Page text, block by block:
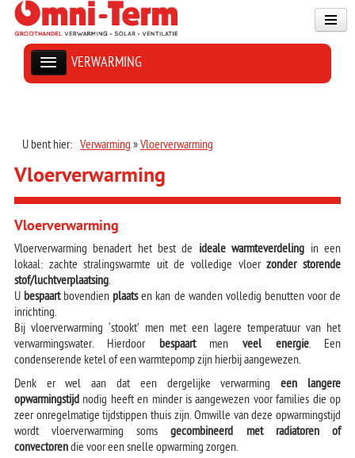
VERWARMING
U bent hier: Verwarming»Vloerverwarming
Vloerverwarming
Vloerverwarming
Vloerverwarming benadert het best de ideale warmteverdeling in een
lokaal: zachte stralingswarmte uit de volledige vloerzonder storende
stof/luchtverplaatsing.
U bespaartbovendien plaatsen kan de wanden volledig benutten voor de
inrichting.
Bij vloerverwarming ‘stookt’ men met een lagere temperatuur van het
verwarmingswater. Hierdoor bespaartmenveel energie. Een
condenserende ketel of een warmtepomp zijn hierbij aangewezen.
Denk er wel aan dat een dergelijke verwarmingeen langere
opwarmingstijdnodig heeft en minder is aangewezen voor families die op
zeer onregelmatige tijdstippen thuis zijn. Omwille van deze opwarmingstijd
wordt vloerverwarming somsgecombineerd met radiatoren of
convectorendie voor een snelle opwarming zorgen.